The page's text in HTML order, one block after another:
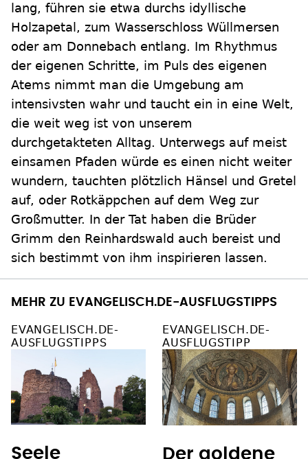
lang, führen sie etwa durchs idyllische
Holzapetal, zum Wasserschloss Wüllmersen
oder am Donnebach entlang. Im Rhythmus
der eigenen Schritte, im Puls des eigenen
Atems nimmt man die Umgebung am
intensivsten wahr und taucht ein in eine Welt,
die weit weg ist von unserem
durchgetakteten Alltag. Unterwegs auf meist
einsamen Pfaden würde es einen nicht weiter
wundern, tauchten plötzlich Hänsel und Gretel
auf, oder Rotkäppchen auf dem Weg zur
Großmutter. In der Tat haben die Brüder
Grimm den Reinhardswald auch bereist und
sich bestimmt von ihm inspirieren lassen.
MEHR ZU EVANGELISCH.DE-AUSFLUGSTIPPS
EVANGELISCH.DE-
AUSFLUGSTIPPS
Seele
EVANGELISCH.DE-
AUSFLUGSTIPP
Der goldene